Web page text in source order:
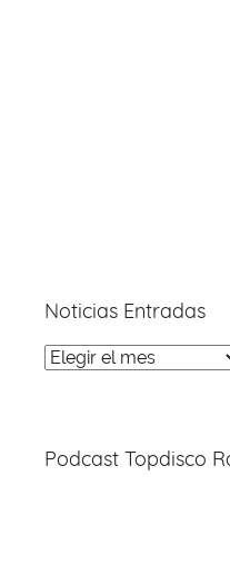
Noticias Entradas
Noticias
Podcast Topdisco